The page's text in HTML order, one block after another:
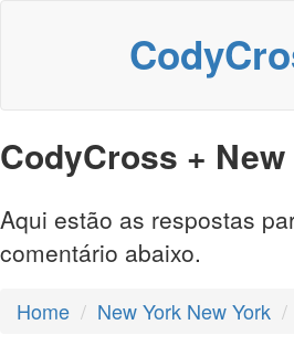
CodyCross +
Aqui estão as respostas
comentário abaixo.
Home New York New York